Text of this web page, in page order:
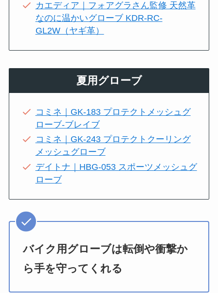
カエディア｜フォアグラさん監修 天然革
なのに温かいグローブ KDR-RC-
GL2W（ヤギ革）
夏用グローブ
コミネ｜GK-183 プロテクトメッシュグ
ローブ-ブレイブ
コミネ｜GK-243 プロテクトクーリング
メッシュグローブ
デイトナ｜HBG-053 スポーツメッシュグ
ローブ
バイク用グローブは転倒や衝撃か
ら手を守ってくれる